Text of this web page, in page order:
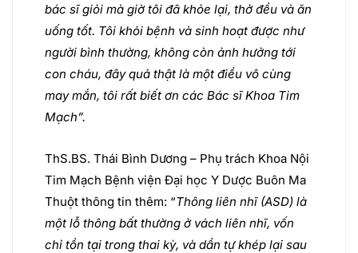
bác sĩ giỏi mà giờ tôi đã khỏe lại, thở đều và ăn
uống tốt. Tôi khỏi bệnh và sinh hoạt được như
người bình thường, không còn ảnh hưởng tới
con cháu, đây quả thật là một điều vô cùng
may mắn, tôi rất biết ơn các Bác sĩ Khoa Tim
Mạch”.
ThS.BS. Thái Bình Dương – Phụ trách Khoa Nội
Tim Mạch Bệnh viện Đại học Y Dược Buôn Ma
Thuột thông tin thêm: “Thông liên nhĩ (ASD) là
một lỗ thông bất thường ở vách liên nhĩ, vốn
chỉ tồn tại trong thai kỳ, và dần tự khép lại sau